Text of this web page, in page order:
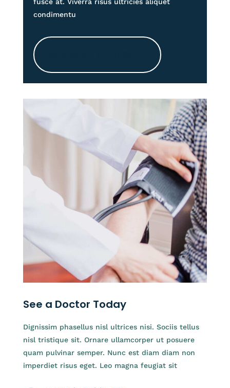
condimentu
See a Doctor Today
Dignissim phasellus nisl ultrices nisi. Sociis tellus
nisl tristique sit. Ornare ullamcorper ut posuere
quam pulvinar semper. Nunc est diam diam non
imperdiet risus eget. Leo magna feugiat sit